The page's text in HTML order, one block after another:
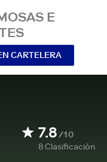
E
CARTELERA
7.8/10
8Clasificación